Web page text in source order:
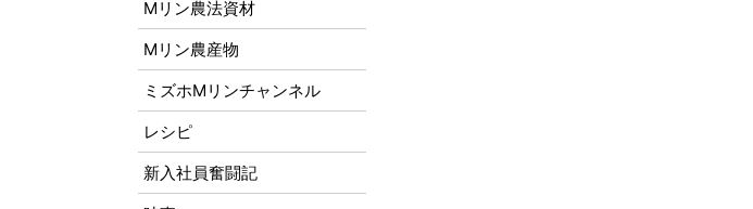
Mリン農法資材
Mリン農産物
ミズホMリンチャンネル
レシピ
新入社員奮闘記